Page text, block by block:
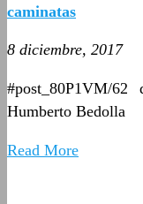
caminatas
8 diciembre, 2017
#post_80P1VM/
Humberto Bedolla
Read More